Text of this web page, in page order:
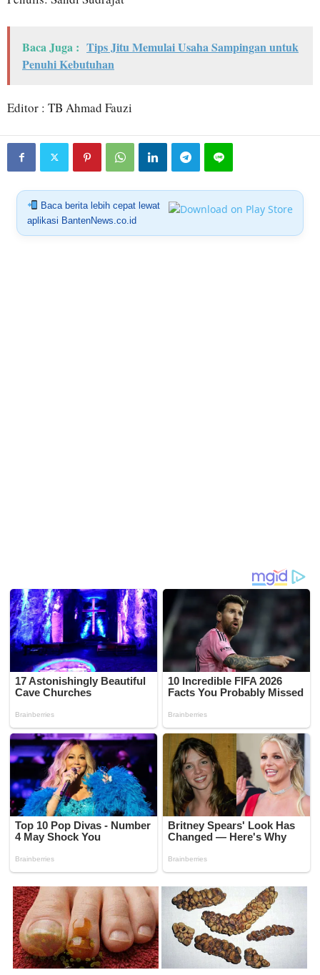
Baca Juga : Tips Jitu Memulai Usaha Sampingan untuk
Penuhi Kebutuhan
Editor : TB Ahmad Fauzi
Baca berita lebih cepat lewat
aplikasi BantenNews.co.id